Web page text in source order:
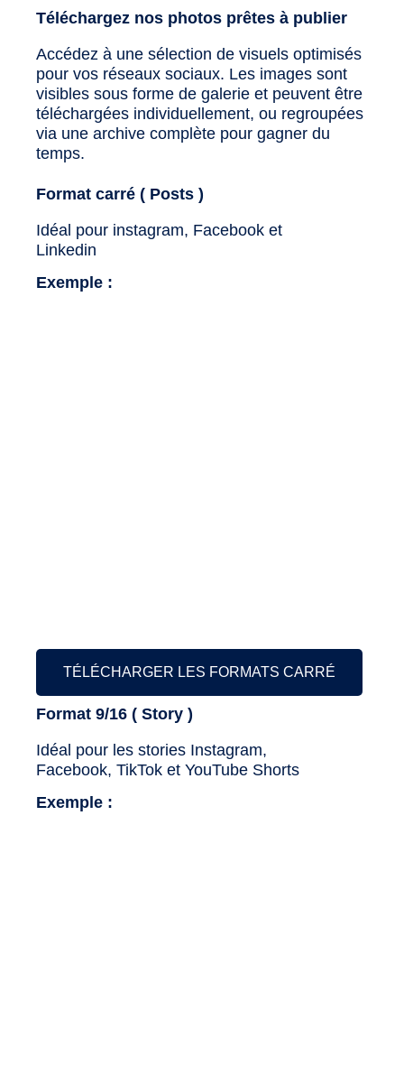
Téléchargez nos photos prêtes à publier
Accédez à une sélection de visuels optimisés
pour vos réseaux sociaux. Les images sont
visibles sous forme de galerie et peuvent être
téléchargées individuellement, ou regroupées
via une archive complète pour gagner du
temps.
Format carré ( Posts )
Idéal pour instagram, Facebook et
Linkedin
Exemple :
TÉLÉCHARGER LES FORMATS CARRÉ
Format 9/16 ( Story )
Idéal pour les stories Instagram,
Facebook, TikTok et YouTube Shorts
Exemple :